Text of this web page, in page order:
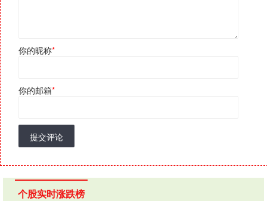
你的昵称*
你的邮箱*
提交评论
个股实时涨跌榜